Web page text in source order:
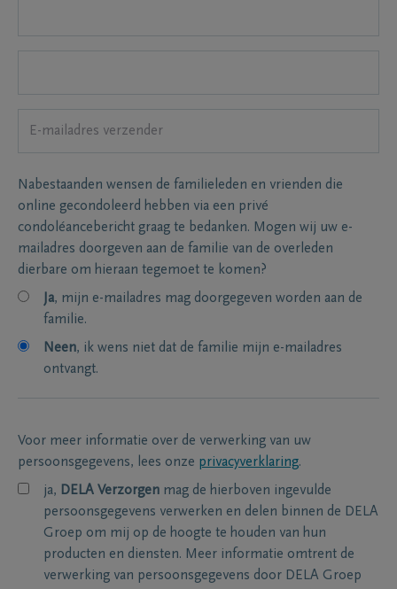
Nabestaanden wensen de familieleden en vrienden die
online gecondoleerd hebben via een privé
condoléancebericht graag te bedanken. Mogen wij uw e-
mailadres doorgeven aan de familie van de overleden
dierbare om hieraan tegemoet te komen?
Ja, mijn e-mailadres mag doorgegeven worden aan de
familie.
Neen, ik wens niet dat de familie mijn e-mailadres
ontvangt.
Voor meer informatie over de verwerking van uw
persoonsgegevens, lees onze privacyverklaring.
ja, DELA Verzorgen mag de hierboven ingevulde
persoonsgegevens verwerken en delen binnen de DELA
Groep om mij op de hoogte te houden van hun
producten en diensten. Meer informatie omtrent de
verwerking van persoonsgegevens door DELA Groep